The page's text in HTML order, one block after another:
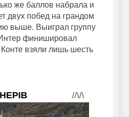
же баллов набрала и
двух побед на грандом
выше. Выиграл группу
финишировал
взяли лишь шесть